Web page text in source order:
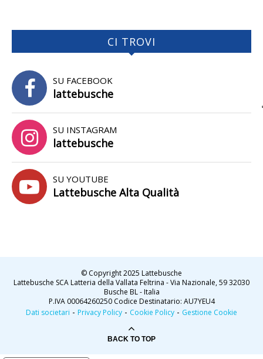
CI TROVI
SU FACEBOOK
lattebusche
SU INSTAGRAM
lattebusche
SU YOUTUBE
Lattebusche Alta Qualità
© Copyright 2025 Lattebusche
Lattebusche SCA Latteria della Vallata Feltrina - Via Nazionale, 59 32030
Busche BL - Italia
P.IVA 00064260250 Codice Destinatario: AU7YEU4
Dati societari - Privacy Policy - Cookie Policy - Gestione Cookie
BACK TO TOP